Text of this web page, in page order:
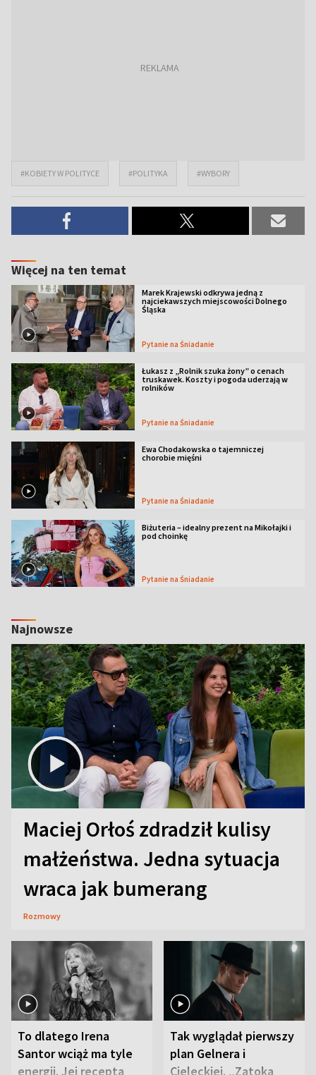
#KOBIETY W POLITYCE #POLITYKA #WYBORY
Więcej na ten temat
Marek Krajewski odkrywa jedną z
najciekawszych miejscowości Dolnego
Śląska
Pytanie na Śniadanie
Łukasz z „Rolnik szuka żony” o cenach
truskawek. Koszty i pogoda uderzają w
rolników
Pytanie na Śniadanie
Ewa Chodakowska o tajemniczej
chorobie mięśni
Pytanie na Śniadanie
Biżuteria – idealny prezent na Mikołajki i
pod choinkę
Pytanie na Śniadanie
Najnowsze
Maciej Orłoś zdradził kulisy
małżeństwa. Jedna sytuacja
wraca jak bumerang
Rozmowy
To dlatego Irena
Santor wciąż ma tyle
energii. Jej recepta
Tak wyglądał pierwszy
plan Gelnera i
Cieleckiej. „Zatoka